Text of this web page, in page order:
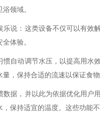
领域。
说：这类设备不仅可以有
体验。
自动调节水压，以提高用水效
，保持合适的流速以保证食物
据，并以此为依据优化用户用
保持适宜的温度。这些功能